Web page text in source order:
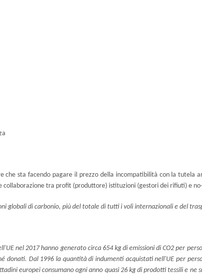
che sta facendo pagare il prezzo della incompatibilità con la tutela
collaborazione tra profit (produttore) istituzioni (gestori dei rifiuti) e
globali di carbonio, più del totale di tutti i voli internazionali e del
nel 2017 hanno generato circa 654 kg di emissioni di CO2 per
donati. Dal 1996 la quantità di indumenti acquistati nell'UE per
europei consumano ogni anno quasi 26 kg di prodotti tessili e ne